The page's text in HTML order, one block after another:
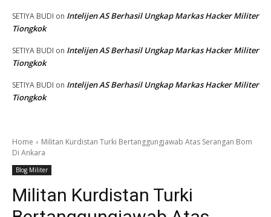
SETIYA BUDI on Intelijen AS Berhasil Ungkap Markas Hacker Militer
Tiongkok
SETIYA BUDI on Intelijen AS Berhasil Ungkap Markas Hacker Militer
Tiongkok
SETIYA BUDI on Intelijen AS Berhasil Ungkap Markas Hacker Militer
Tiongkok